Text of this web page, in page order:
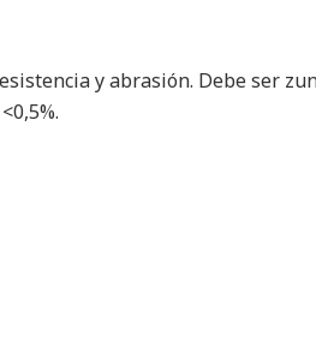
y abrasión. Debe ser